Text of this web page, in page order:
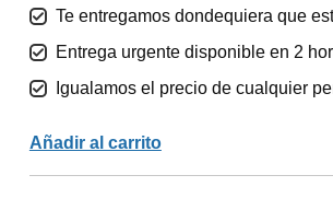
Te entregamos dondequiera que
Entrega urgente disponible en 2
Igualamos el precio de cualquier
Añadir al carrito